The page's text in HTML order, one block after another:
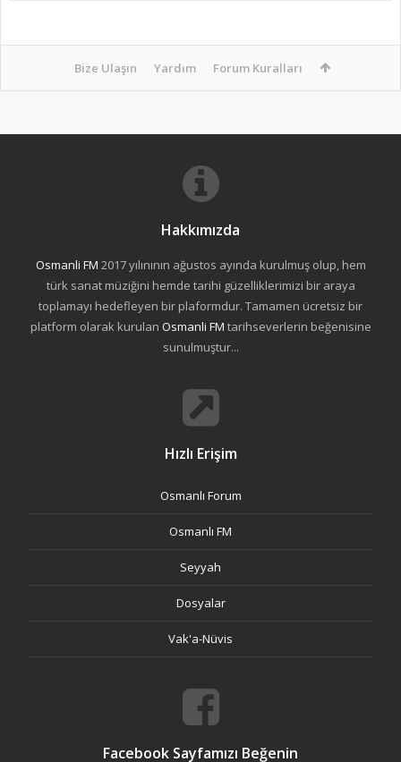
Bize Ulaşın Yardım Forum Kuralları
Hakkımızda
Osmanli FM 2017 yılınının ağustos ayında kurulmuş olup, hem
türk sanat müziğini hemde tarihi güzelliklerimizi bir araya
toplamayı hedefleyen bir plaformdur. Tamamen ücretsiz bir
platform olarak kurulan Osmanli FM tarihseverlerin beğenisine
sunulmuştur...
Hızlı Erişim
Osmanlı Forum
Osmanlı FM
Seyyah
Dosyalar
Vak'a-Nüvis
Facebook Sayfamızı Beğenin